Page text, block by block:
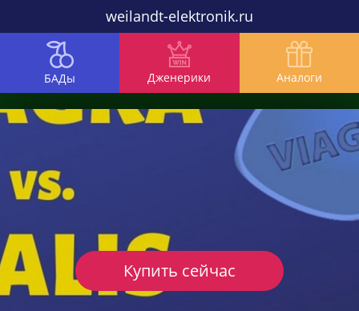
weilandt-elektronik.ru
БАДы Дженерики Аналоги
Купить сейчас